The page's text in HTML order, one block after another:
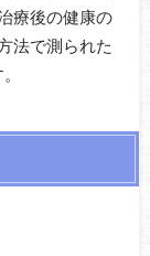
療後の健康の
法で測られた